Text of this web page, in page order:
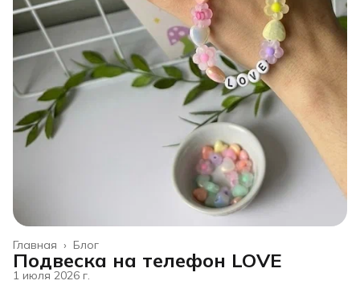
Блог
Главная ›
Подвеска на телефон LOVE
1 июля 2026 г.